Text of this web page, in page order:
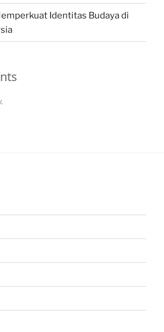
Identitas Budaya di